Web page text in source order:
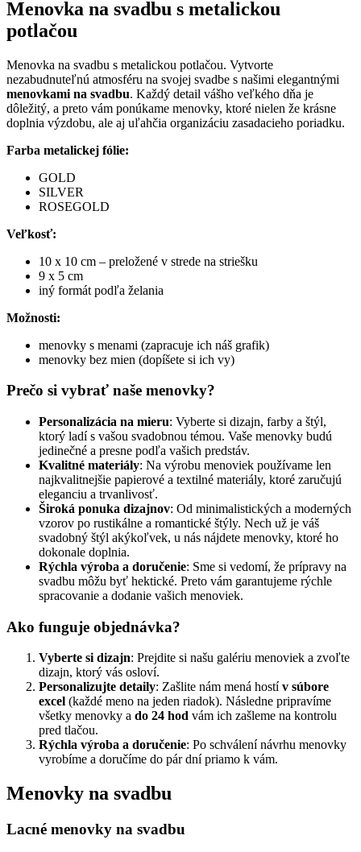
Menovka na svadbu s metalickou
potlačou
Menovka na svadbu s metalickou potlačou. Vytvorte
nezabudnuteľnú atmosféru na svojej svadbe s našimi elegantnými
menovkami na svadbu. Každý detail vášho veľkého dňa je
dôležitý, a preto vám ponúkame menovky, ktoré nielen že krásne
doplnia výzdobu, ale aj uľahčia organizáciu zasadacieho poriadku.
Farba metalickej fólie:
GOLD
SILVER
ROSEGOLD
Veľkosť:
10 x 10 cm – preložené v strede na striešku
9 x 5 cm
iný formát podľa želania
Možnosti:
menovky s menami (zapracuje ich náš grafik)
menovky bez mien (dopíšete si ich vy)
Prečo si vybrať naše menovky?
Personalizácia na mieru: Vyberte si dizajn, farby a štýl,
ktorý ladí s vašou svadobnou témou. Vaše menovky budú
jedinečné a presne podľa vašich predstáv.
Kvalitné materiály: Na výrobu menoviek používame len
najkvalitnejšie papierové a textilné materiály, ktoré zaručujú
eleganciu a trvanlivosť.
Široká ponuka dizajnov: Od minimalistických a moderných
vzorov po rustikálne a romantické štýly. Nech už je váš
svadobný štýl akýkoľvek, u nás nájdete menovky, ktoré ho
dokonale doplnia.
Rýchla výroba a doručenie: Sme si vedomí, že prípravy na
svadbu môžu byť hektické. Preto vám garantujeme rýchle
spracovanie a dodanie vašich menoviek.
Ako funguje objednávka?
Vyberte si dizajn: Prejdite si našu galériu menoviek a zvoľte
dizajn, ktorý vás osloví.
Personalizujte detaily: Zašlite nám mená hostív súbore
excel (každé meno na jeden riadok). Následne pripravíme
všetky menovky a do 24 hod vám ich zašleme na kontrolu
pred tlačou.
Rýchla výroba a doručenie: Po schválení návrhu menovky
vyrobíme a doručíme do pár dní priamo k vám.
Menovky na svadbu
Lacné menovky na svadbu